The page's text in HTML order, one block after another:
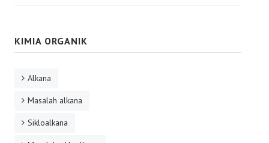
KIMIA ORGANIK
Alkana
Masalah alkana
Sikloalkana